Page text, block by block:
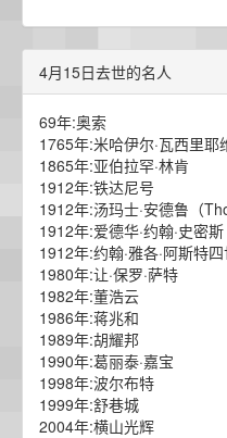
4月15日去世的名人
69年:奥索
1765年:米哈伊尔·瓦西里耶
1865年:亚伯拉罕·林肯
1912年:铁达尼号
1912年:汤玛士·安德鲁（
1912年:爱德华·约翰·史密斯
1912年:约翰·雅各·阿斯特
1980年:让·保罗·萨特
1982年:董浩云
1986年:蒋兆和
1989年:胡耀邦
1990年:葛丽泰·嘉宝
1998年:波尔布特
1999年:舒巷城
2004年:横山光辉